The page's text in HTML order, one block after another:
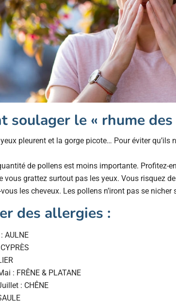
soulager le « rhume
pleurent et la gorge picote… Pour éviter qu’ils
de pollens est moins importante. Profitez-
vous grattez surtout pas les yeux. Vous risquez
les cheveux. Les pollens n’iront pas se nicher
des allergies :
AULNE
: FRÊNE & PLATANE
: CHÊNE